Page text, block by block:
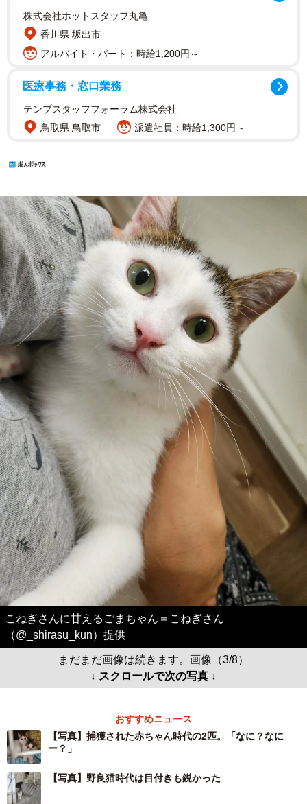
株式会社ホットスタッフ丸亀
香川県 坂出市
アルバイト・パート：時給1,200円～
医療事務・窓口業務
テンプスタッフフォーラム株式会社
鳥取県 鳥取市
派遣社員：時給1,300円～
こねぎさんに甘えるごまちゃん＝こねぎさん
（@_shirasu_kun）提供
まだまだ画像は続きます。画像（3/8）
↓ スクロールで次の写真 ↓
おすすめニュース
【写真】捕獲された赤ちゃん時代の2匹。「なに？なに
ー？」
【写真】野良猫時代は目付きも鋭かった